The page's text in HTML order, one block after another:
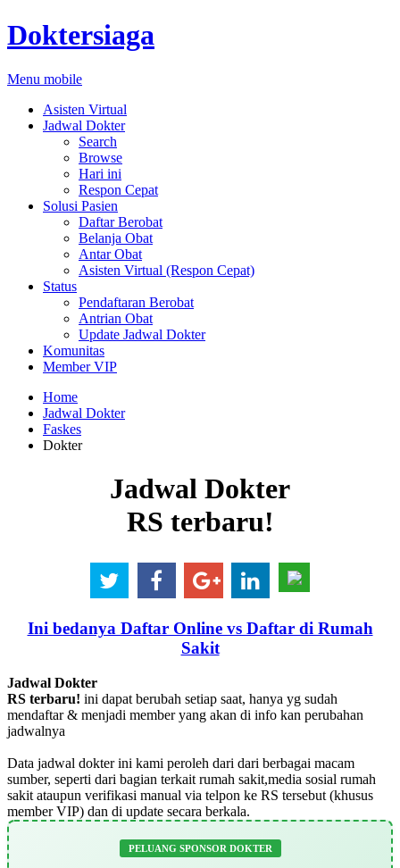
Doktersiaga
Menu mobile
Asisten Virtual
Jadwal Dokter
Search
Browse
Hari ini
Respon Cepat
Solusi Pasien
Daftar Berobat
Belanja Obat
Antar Obat
Asisten Virtual (Respon Cepat)
Status
Pendaftaran Berobat
Antrian Obat
Update Jadwal Dokter
Komunitas
Member VIP
Home
Jadwal Dokter
Faskes
Dokter
Jadwal Dokter
RS terbaru!
Ini bedanya Daftar Online vs Daftar di Rumah
Sakit
Jadwal Dokter
RS terbaru! ini dapat berubah setiap saat, hanya yg sudah
mendaftar & menjadi member yang akan di info kan perubahan
jadwalnya
Data jadwal dokter ini kami peroleh dari dari berbagai macam
sumber, seperti dari bagian terkait rumah sakit,media sosial rumah
sakit ataupun verifikasi manual via telpon ke RS tersebut (khusus
member VIP) dan di update secara berkala.
PELUANG SPONSOR DOKTER